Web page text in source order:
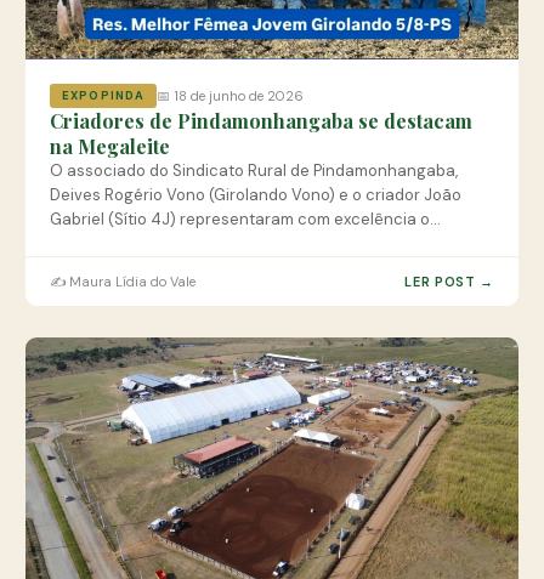
EXPOPINDA 📅 18 de junho de 2026
Criadores de Pindamonhangaba se destacam
na Megaleite
O associado do Sindicato Rural de Pindamonhangaba,
Deives Rogério Vono (Girolando Vono) e o criador João
Gabriel (Sítio 4J) representaram com excelência o
✍️ Maura Lídia do Vale LER POST →